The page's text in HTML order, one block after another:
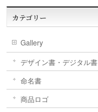
カテゴリー
Gallery
デザイン書・デジタル書
命名書
商品ロゴ